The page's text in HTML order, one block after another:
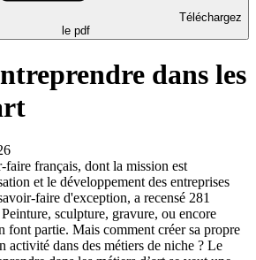
Téléchargez
le pdf
dans les
français, dont la mission est
et le développement des entreprises
faire d'exception, a recensé 281
sculpture, gravure, ou encore
font partie. Mais comment créer sa propre
activité dans des métiers de niche ? Le